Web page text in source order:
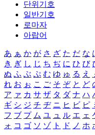
단위기호
일반기호
로마자
아랍어
あ ぁ か が さ ざ た だ な
き ぎ し じ ち ぢ に ひ び
ぬ ふ ぶ ぷ む ゆ ゅ る え
れ お ぉ こ ご そ ぞ と ど
ア ァ カ サ ザ タ ダ ナ ハ
ギ シ ジ チ ヂ ニ ヒ ビ ピ
フ ブ プ ム ユ ュ ル エ ェ
ォ コ ゴ ソ ゾ ト ド ノ ホ